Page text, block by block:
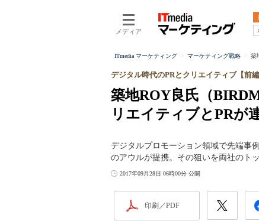
メディア
ITmedia マーケティング マーケティング戦略 築
築地ROY良氏（
リエイティブとPRが
デジタル時代のPRとクリエイティブ【前編
デジタルプロモーション領域で先端事
のアウルが提携。その狙いを両社のト
2017年09月28日 06時00分 公開
印刷／PDF